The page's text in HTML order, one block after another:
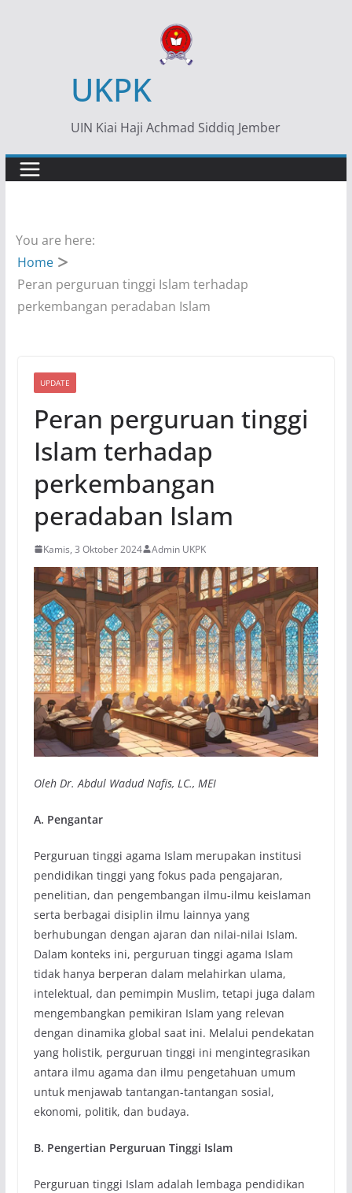
UKPK
UIN Kiai Haji Achmad Siddiq Jember
You are here:
Home
Peran perguruan tinggi Islam terhadap
perkembangan peradaban Islam
UPDATE
Peran perguruan tinggi
Islam terhadap
perkembangan
peradaban Islam
Kamis, 3 Oktober 2024 Admin UKPK
Oleh Dr. Abdul Wadud Nafis, LC., MEI
A. Pengantar
Perguruan tinggi agama Islam merupakan institusi
pendidikan tinggi yang fokus pada pengajaran,
penelitian, dan pengembangan ilmu-ilmu keislaman
serta berbagai disiplin ilmu lainnya yang
berhubungan dengan ajaran dan nilai-nilai Islam.
Dalam konteks ini, perguruan tinggi agama Islam
tidak hanya berperan dalam melahirkan ulama,
intelektual, dan pemimpin Muslim, tetapi juga dalam
mengembangkan pemikiran Islam yang relevan
dengan dinamika global saat ini. Melalui pendekatan
yang holistik, perguruan tinggi ini mengintegrasikan
antara ilmu agama dan ilmu pengetahuan umum
untuk menjawab tantangan-tantangan sosial,
ekonomi, politik, dan budaya.
B. Pengertian Perguruan Tinggi Islam
Perguruan tinggi Islam adalah lembaga pendidikan